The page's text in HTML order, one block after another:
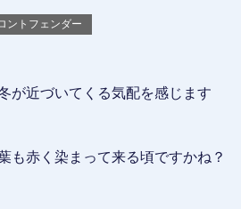
ントフェンダー
が近づいてくる気配を感じます
も赤く染まって来る頃ですかね？